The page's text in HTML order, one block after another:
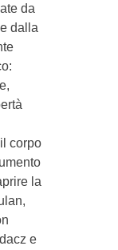
da
dalla
corpo
la
e